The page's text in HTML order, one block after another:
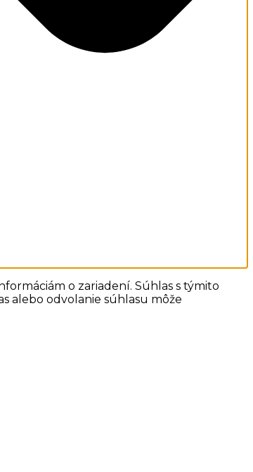
o zariadení. Súhlas s týmito
alebo odvolanie súhlasu môže